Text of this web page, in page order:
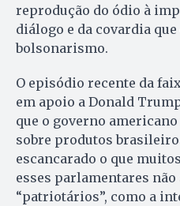
reprodução do ódio à
diálogo e da covardia
bolsonarismo.
O episódio recente da
em apoio a Donald
que o governo
sobre produtos
escancarado o que
esses parlamentares não
“patriotários”, como a